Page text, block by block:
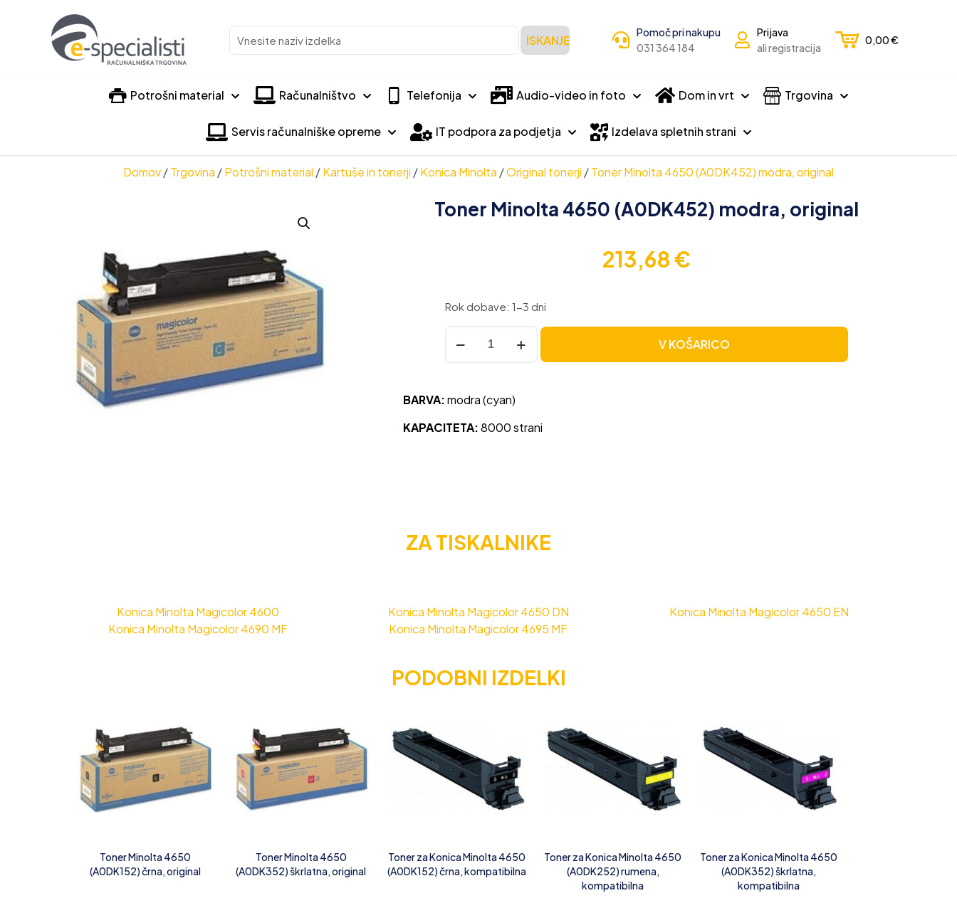
Vnesite
naziv
ISKANJE
Pomoč pri nakupu
031 364 184
Prijava
ali registracija
0,00€
Potrošni material Računalništvo Telefonija Audio-video in foto Dom in vrt Trgovina
Servis računalniške opreme IT podpora za podjetja Izdelava spletnih strani
Domov/Trgovina /Potrošni material /Kartuše in tonerji /Konica Minolta /Original tonerji /Toner Minolta 4650 (A0DK452) modra, original
Toner Minolta 4650 (A0DK452) modra, original
213,68€
Rok dobave: 1-3 dni
Toner
Minolta
4650
modra,
količina
V KOŠARICO
BARVA:modra (cyan)
KAPACITETA:8000 strani
ZA TISKALNIKE
Konica Minolta Magicolor 4600 Konica Minolta Magicolor 4650 DN
Konica Minolta Magicolor 4650 EN
Konica Minolta Magicolor 4690 MF
Konica Minolta Magicolor 4695 MF
PODOBNI IZDELKI
Toner Minolta 4650
(A0DK152) črna, original
Toner Minolta 4650
(A0DK352) škrlatna, original
Toner za Konica Minolta 4650
(A0DK152) črna, kompatibilna
Toner za Konica Minolta 4650
(A0DK252) rumena,
kompatibilna
Toner za Konica Minolta 4650
(A0DK352) škrlatna,
kompatibilna